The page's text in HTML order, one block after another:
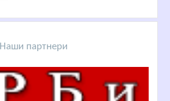
Наши партнери